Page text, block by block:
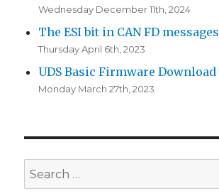
Wednesday December 11th, 2024
The ESI bit in CAN FD messages
Thursday April 6th, 2023
UDS Basic Firmware Download
Monday March 27th, 2023
Search
for: